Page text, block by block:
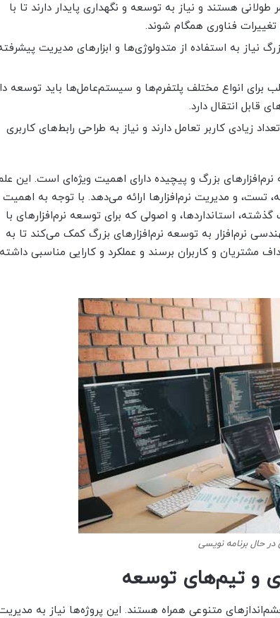
طولانی هستند و نیاز به توسعه و نگهداری پایدار دارند تا با
تغییرات فناوری همگام شوند.
نیاز به استفاده از متدولوژی‌ها و ابزارهای مدیریت
برای انواع مختلف پلتفرم‌ها و سیستم‌عامل‌ها باید توسعه
قابل انتقال دارد.
زیادی کاربر تعامل دارند و نیاز به طراحی رابط‌های کاربری
بزرگ و پیچیده دارای اهمیت ویژه‌ای است. این
تست، و مدیریت نرم‌افزارها ارائه می‌دهد. با توجه به اهمیت
گذشته، استانداردها، و اصولی که برای توسعه نرم‌افزارهای با
نرم‌افزار به توسعه نرم‌افزارهای بزرگ کمک می‌کند تا به
مشتریان و کاربران برسند و عملکرد و کارایی مناسبی داشته
حال برنامه نویسی
و تیم‌های توسعه
متنوعی همراه هستند. این پروژه‌ها نیاز به